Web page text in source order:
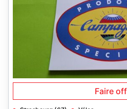
Faire